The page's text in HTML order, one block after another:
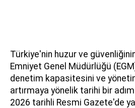
Türkiye'nin huzur ve
Emniyet Genel Müdürlüğü
denetim kapasitesini ve
artırmaya yönelik tarihi bir
2026 tarihli Resmi Gazete'de